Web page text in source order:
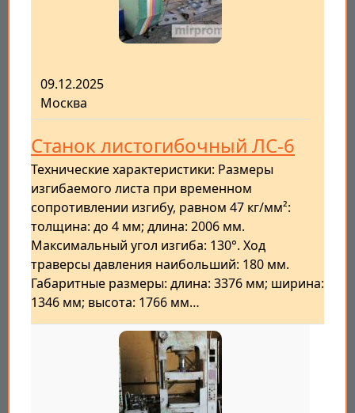
09.12.2025
Москва
Станок листогибочный ЛС-6
Технические характеристики: Размеры
изгибаемого листа при временном
сопротивлении изгибу, равном 47 кг/мм²:
толщина: до 4 мм; длина: 2006 мм.
Максимальный угол изгиба: 130°. Ход
траверсы давления наибольший: 180 мм.
Габаритные размеры: длина: 3376 мм; ширина:
1346 мм; высота: 1766 мм…